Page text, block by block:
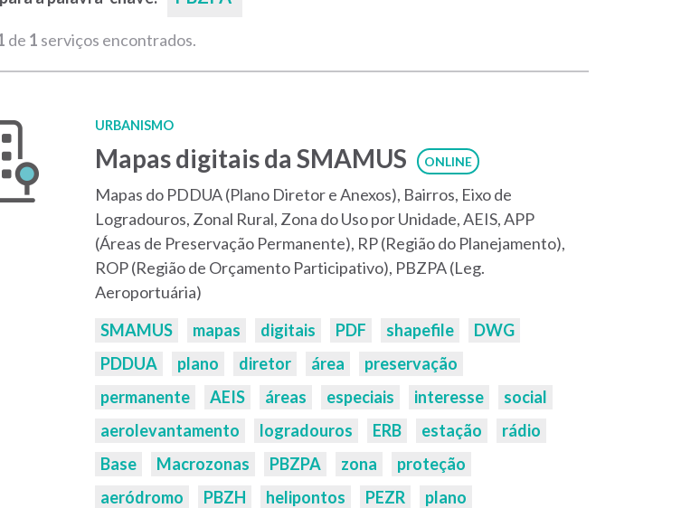
de 1 serviços encontrados.
URBANISMO
Mapas digitais da SMAMUS ONLINE
Mapas do PDDUA (Plano Diretor e Anexos), Bairros, Eixo de
Logradouros, Zonal Rural, Zona do Uso por Unidade, AEIS, APP
(Áreas de Preservação Permanente), RP (Região do Planejamento),
ROP (Região de Orçamento Participativo), PBZPA (Leg.
Aeroportuária)
Palavras-
chaves:
SMAMUS mapas digitais PDF shapefile
DWG
PDDUA
plano diretor área
preservação
permanente
AEIS áreas especiais interesse
social
aerolevantamento
logradouros ERB estação
rádio
Base
Macrozonas PBZPA zona
proteção
aeródromo
PBZH helipontos PEZR
plano